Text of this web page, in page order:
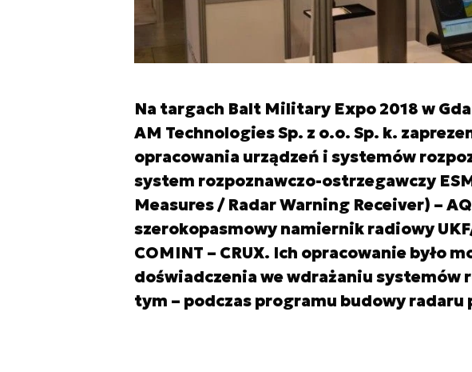
Na targach Balt Military Expo 2018 w
AM Technologies Sp. z o.o. Sp. k.
opracowania urządzeń i systemów
system rozpoznawczo-ostrzegawczy
Measures / Radar Warning Receiver) –
szerokopasmowy namiernik radiowy
COMINT – CRUX. Ich opracowanie było
doświadczenia we wdrażaniu systemów
tym – podczas programu budowy radaru